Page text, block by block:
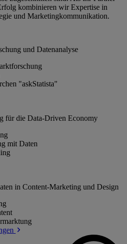
kombinieren wir Expertise in
und Marketingkommunikation.
und Datenanalyse
"askStatista"
für die Data-Driven Economy
mit Daten
in Content-Marketing und Design